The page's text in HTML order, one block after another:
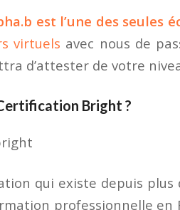
est l’une des seules
virtuels avec nous de
d’attester de votre
Bright ?
qui existe depuis
professionnelle en